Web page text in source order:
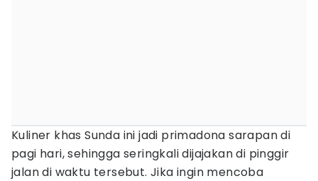
Kuliner khas Sunda ini jadi primadona sarapan di
pagi hari, sehingga seringkali dijajakan di pinggir
jalan di waktu tersebut. Jika ingin mencoba